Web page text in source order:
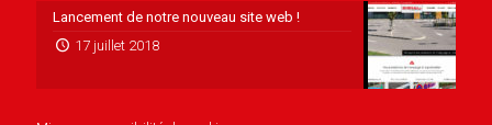
Lancement de notre nouveau site web !
17 juillet 2018